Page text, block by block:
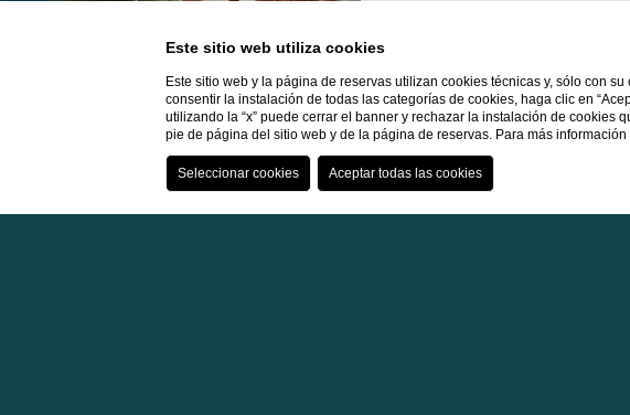
Este sitio web utiliza cookies
Este sitio web y la página de reservas utilizan cookies técnicas y, sólo con
consentir la instalación de todas las categorías de cookies, haga clic en
utilizando la “x” puede cerrar el banner y rechazar la instalación de cookies
pie de página del sitio web y de la página de reservas. Para más información